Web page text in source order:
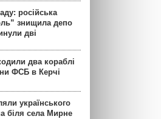
російська
знищила депо
дві
два кораблі
ФСБ в Керчі
українського
біля села Мирне